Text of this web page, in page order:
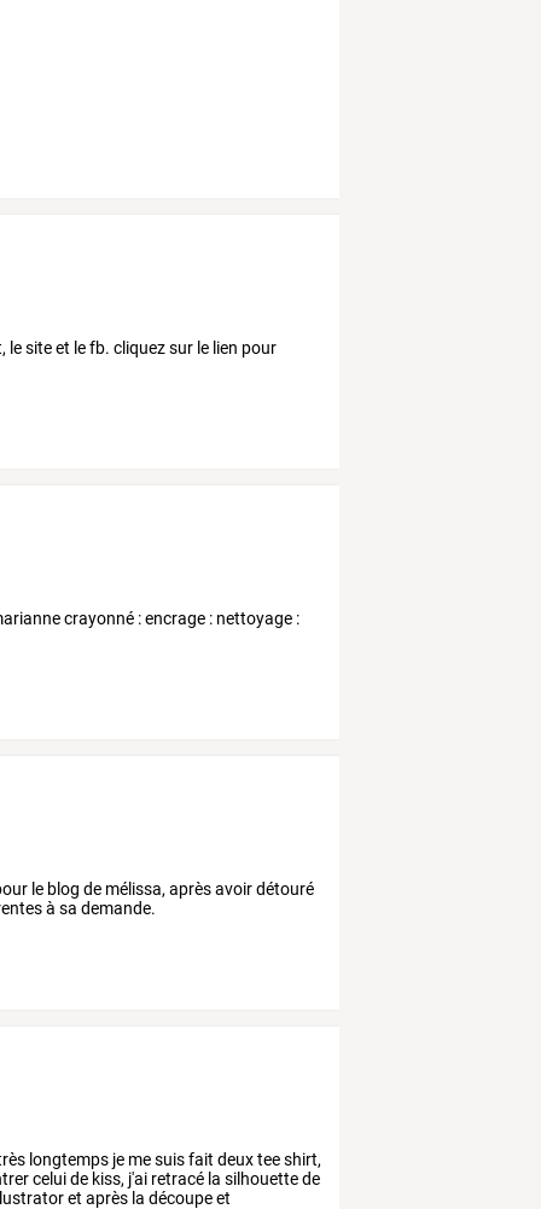
site et le fb. cliquez sur le lien pour
crayonné : encrage : nettoyage :
le blog de mélissa, après avoir détouré
à sa demande.
longtemps je mesuisfait deuxteeshirt,
celuide kiss, j'ai retracé la silhouettede
et après la découpeet